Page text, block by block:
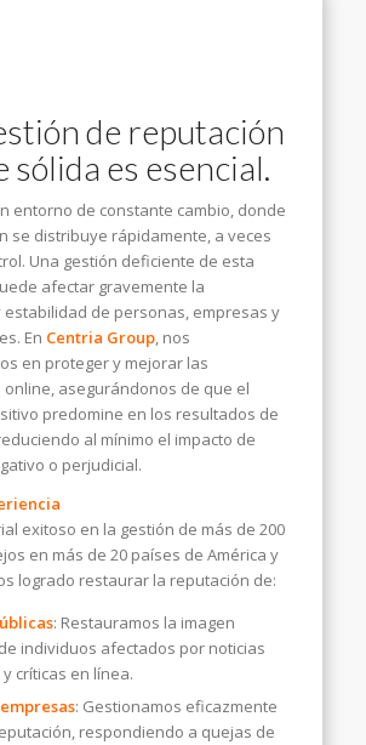
de reputación
sólida es esencial.
entorno de constante cambio, donde
se distribuye rápidamente, a veces
Una gestión deficiente de esta
afectar gravemente la
estabilidad de personas, empresas y
En Centria Group, nos
en proteger y mejorar las
asegurándonos de que el
predomine en los resultados de
al mínimo el impacto de
o perjudicial.
exitoso en la gestión de más de 200
en más de 20 países de América y
logrado restaurar la reputación de:
: Restauramos la imagen
individuos afectados por noticias
críticas en línea.
: Gestionamos eficazmente
respondiendo a quejas de